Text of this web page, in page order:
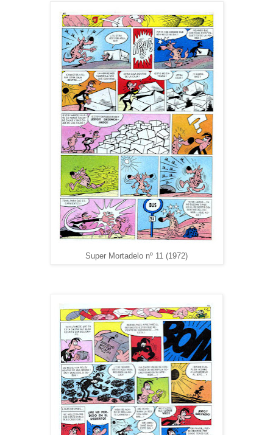
Super Mortadelo nº 11 (1972)